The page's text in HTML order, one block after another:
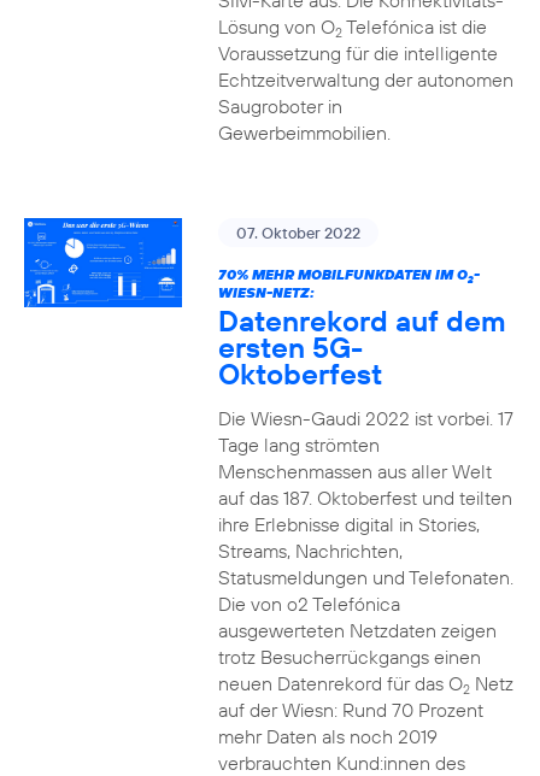
Lösung von O2Telefónica ist die
Voraussetzung für die intelligente
Echtzeitverwaltung der autonomen
Saugroboter in
Gewerbeimmobilien.
07. Oktober 2022
70% MEHR MOBILFUNKDATEN IM O2-
WIESN-NETZ:
Datenrekord auf dem
ersten 5G-
Oktoberfest
Die Wiesn-Gaudi 2022 ist vorbei. 17
Tage lang strömten
Menschenmassen aus aller Welt
auf das 187. Oktoberfest und teilten
ihre Erlebnisse digital in Stories,
Streams, Nachrichten,
Statusmeldungen und Telefonaten.
Die von o2 Telefónica
ausgewerteten Netzdaten zeigen
trotz Besucherrückgangs einen
neuen Datenrekord für das O2Netz
auf der Wiesn: Rund 70 Prozent
mehr Daten als noch 2019
verbrauchten Kund:innen des